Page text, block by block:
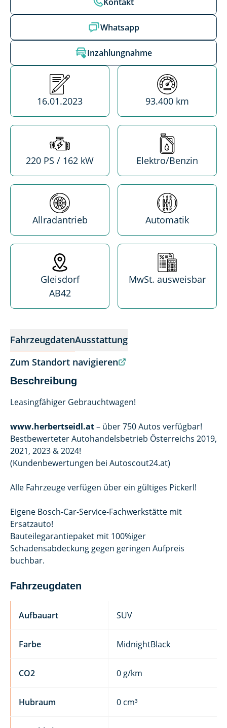
FahrzeugdatenAusstattung
Zum Standort navigieren
Beschreibung
Leasingfähiger Gebrauchtwagen!
www.herbertseidl.at– über 750 Autos verfügbar!
Bestbewerteter Autohandelsbetrieb Österreichs 2019,
2021, 2023 & 2024!
(Kundenbewertungen bei Autoscout24.at)
Alle Fahrzeuge verfügen über ein gültiges Pickerl!
Eigene Bosch-Car-Service-Fachwerkstätte mit
Ersatzauto!
Bauteilegarantiepaket mit 100%iger
Schadensabdeckung gegen geringen Aufpreis
buchbar.
Fahrzeugdaten
Aufbauart SUV
Farbe MidnightBlack
CO2 0 g/km
Hubraum 0 cm³
Whatsapp
Inzahlungnahme
Erstzulassung
16.01.2023
Kilometerstand
93.400 km
Leistung
220 PS / 162 kW
Treibstoff
Elektro/Benzin
Antrieb
Allradantrieb
Getriebe
Automatik
Standort
Gleisdorf
AB42
MwSt.
MwSt. ausweisbar